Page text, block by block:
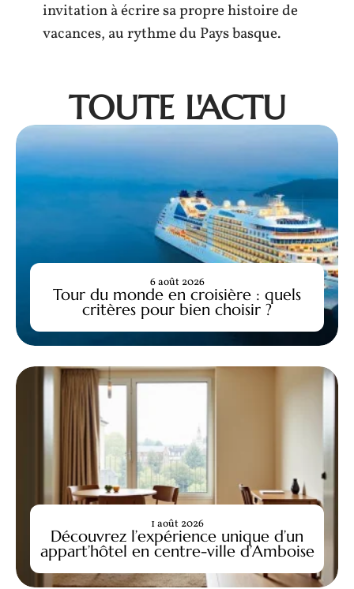
invitation à écrire sa propre histoire de
vacances, au rythme du Pays basque.
TOUTE L'ACTU
Tour du monde en croisière : quels
critères pour bien choisir ?
6 août 2026
Découvrez l’expérience unique d’un
appart’hôtel en centre-ville d’Amboise
1 août 2026